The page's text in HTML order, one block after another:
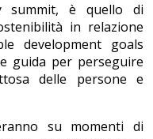
summit, è quello di
in relazione
development goals
guida per perseguire
delle persone e
su momenti di